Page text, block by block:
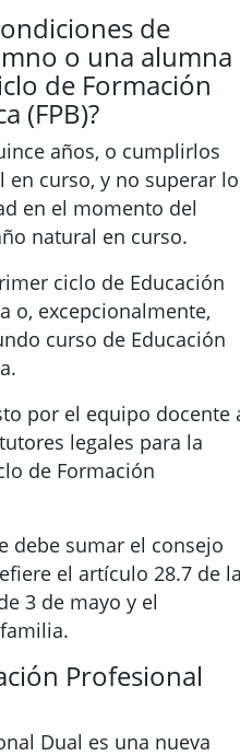
de
o una alumna
de Formación
(FPB)?
años, o cumplirlos
en curso, y no superar
en el momento del
natural en curso.
ciclo de Educación
o, excepcionalmente,
curso de Educación
por el equipo docente
legales para la
de Formación
debe sumar el consejo
el artículo 28.7 de
3 de mayo y el
Profesional
Dual es una nueva